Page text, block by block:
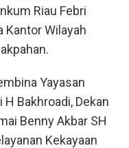
Riau Febri
Kantor Wilayah
Yayasan
Bakhroadi, Dekan
Benny Akbar SH
Kekayaan